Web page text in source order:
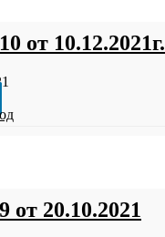
от 10.12.2021г.
20.10.2021